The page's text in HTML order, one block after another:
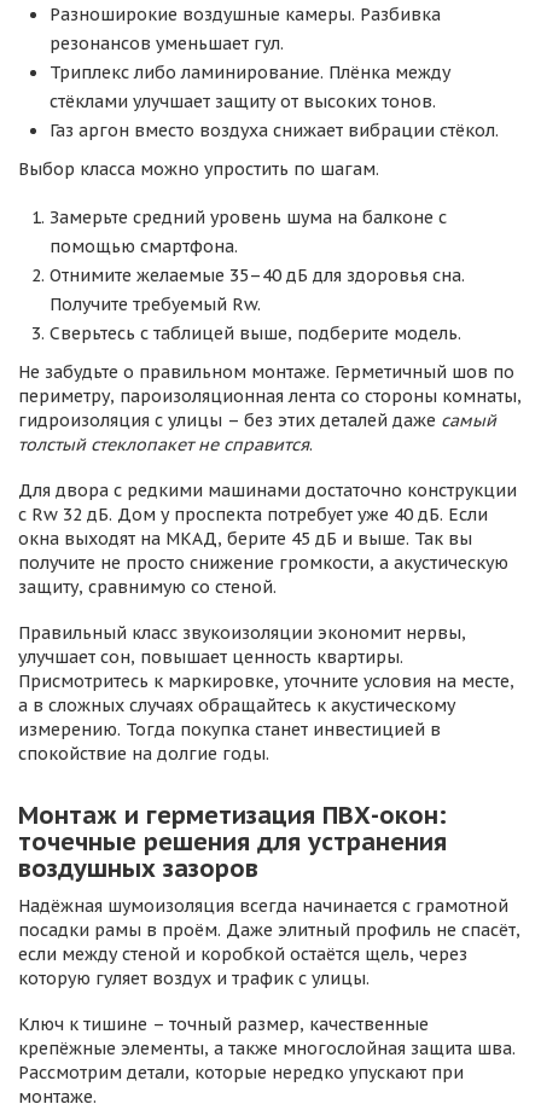
Разноширокие воздушные камеры. Разбивка
резонансов уменьшает гул.
Триплекс либо ламинирование. Плёнка между
стёклами улучшает защиту от высоких тонов.
Газ аргон вместо воздуха снижает вибрации стёкол.
Выбор класса можно упростить по шагам.
Замерьте средний уровень шума на балконе с
помощью смартфона.
Отнимите желаемые 35–40 дБ для здоровья сна.
Получите требуемый Rw.
Сверьтесь с таблицей выше, подберите модель.
Не забудьте о правильном монтаже. Герметичный шов по
периметру, пароизоляционная лента со стороны комнаты,
гидроизоляция с улицы – без этих деталей даже самый
толстый стеклопакет не справится.
Для двора с редкими машинами достаточно конструкции
с Rw 32 дБ. Дом у проспекта потребует уже 40 дБ. Если
окна выходят на МКАД, берите 45 дБ и выше. Так вы
получите не просто снижение громкости, а акустическую
защиту, сравнимую со стеной.
Правильный класс звукоизоляции экономит нервы,
улучшает сон, повышает ценность квартиры.
Присмотритесь к маркировке, уточните условия на месте,
а в сложных случаях обращайтесь к акустическому
измерению. Тогда покупка станет инвестицией в
спокойствие на долгие годы.
Монтаж и герметизация ПВХ-окон:
точечные решения для устранения
воздушных зазоров
Надёжная шумоизоляция всегда начинается с грамотной
посадки рамы в проём. Даже элитный профиль не спасёт,
если между стеной и коробкой остаётся щель, через
которую гуляет воздух и трафик с улицы.
Ключ к тишине – точный размер, качественные
крепёжные элементы, а также многослойная защита шва.
Рассмотрим детали, которые нередко упускают при
монтаже.